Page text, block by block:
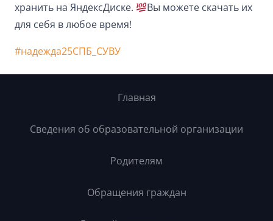
хранить на ЯндексДиске.
Вы можете скачать их
для себя в любое время!
#надежда25СПБ_СУВУ
Главная
Сведения об образовательной организации
Родителям
Обращения граждан